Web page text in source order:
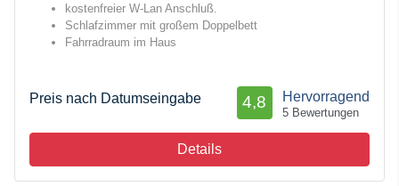
kostenfreier W-Lan Anschluß.
Schlafzimmer mit großem Doppelbett
Fahrradraum im Haus
Preis nach Datumseingabe Hervorragend
4,8
5 Bewertungen
Details